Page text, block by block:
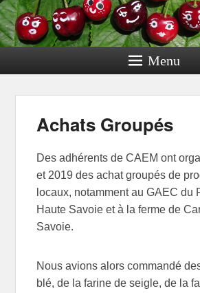
Menu
Achats Groupés
Des adhérents de CAEM ont
et 2019 des achat groupés de
locaux, notamment au GAEC du
Haute Savoie et à la ferme de
Savoie.
Nous avions alors commandé
blé, de la farine de seigle, de la